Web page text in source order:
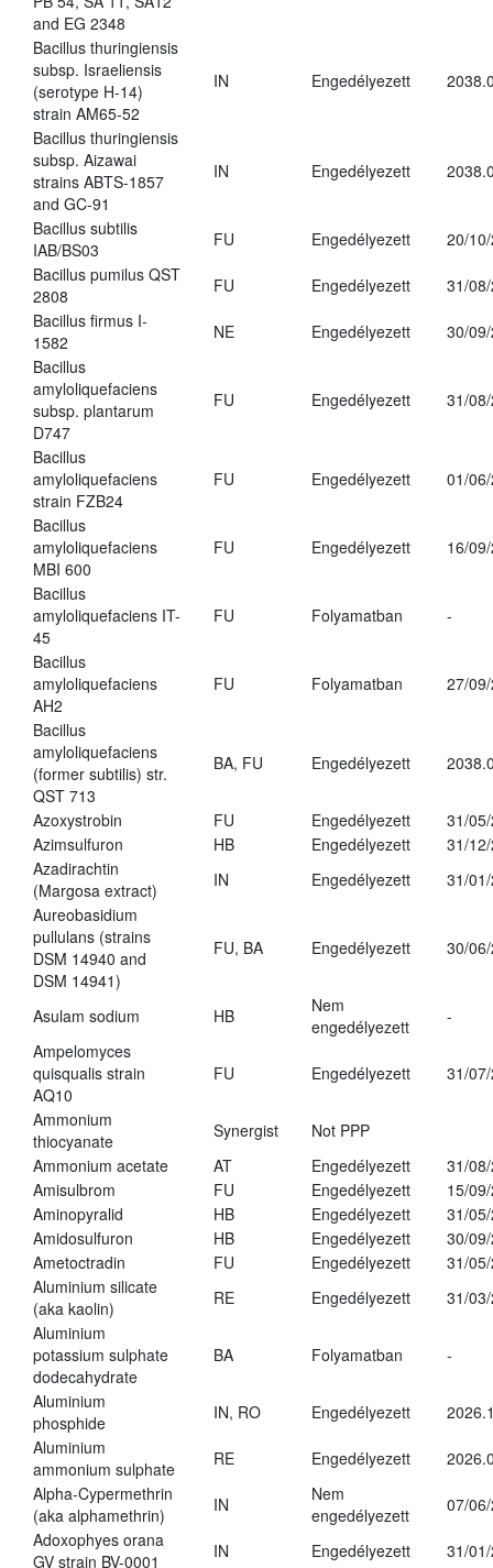
and EG 2348
Bacillus thuringiensis
subsp. Israeliensis
(serotype H-14)
strain AM65-52
IN Engedélyezett
Bacillus thuringiensis
subsp. Aizawai
strains ABTS-1857
and GC-91
IN Engedélyezett
Bacillus subtilis
IAB/BS03
FU Engedélyezett
20/
Bacillus pumilus QST
2808
FU Engedélyezett
31/
Bacillus firmus I-
1582
NE Engedélyezett
30/
Bacillus
amyloliquefaciens
subsp. plantarum
D747
FU Engedélyezett 31/
Bacillus
amyloliquefaciens
strain FZB24
FU Engedélyezett 01/
Bacillus
amyloliquefaciens
MBI 600
FU Engedélyezett 16/
Bacillus
amyloliquefaciens IT-
45
FU Folyamatban -
Bacillus
amyloliquefaciens
AH2
FU Folyamatban 27/
Bacillus
amyloliquefaciens
(former subtilis) str.
QST 713
BA, FU Engedélyezett
Azoxystrobin FU Engedélyezett
31/
Azimsulfuron
HB Engedélyezett
31/
Azadirachtin
(Margosa extract)
IN Engedélyezett
31/
Aureobasidium
pullulans (strains
DSM 14940 and
DSM 14941)
FU, BA Engedélyezett 30/
Asulam sodium HB
Nem
engedélyezett
-
Ampelomyces
quisqualis strain
AQ10
FU Engedélyezett 31/
Ammonium
thiocyanate
Synergist
Not PPP
Ammonium acetate
AT Engedélyezett
31/
Amisulbrom
FU Engedélyezett
15/
Aminopyralid
HB Engedélyezett
31/
Amidosulfuron
HB Engedélyezett
30/
Ametoctradin
FU Engedélyezett
31/
Aluminium silicate
(aka kaolin)
RE Engedélyezett
31/
Aluminium
potassium sulphate
dodecahydrate
BA Folyamatban -
Aluminium
phosphide
IN, RO Engedélyezett
Aluminium
ammonium sulphate
RE Engedélyezett
Alpha-Cypermethrin
(aka alphamethrin)
IN
Nem
engedélyezett
07/
Adoxophyes orana
GV strain BV-0001
IN Engedélyezett
31/